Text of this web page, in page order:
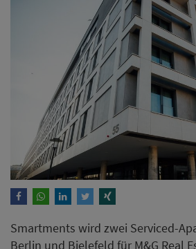
Smartments wird zwei Serviced-
Berlin und Bielefeld für M&G Real